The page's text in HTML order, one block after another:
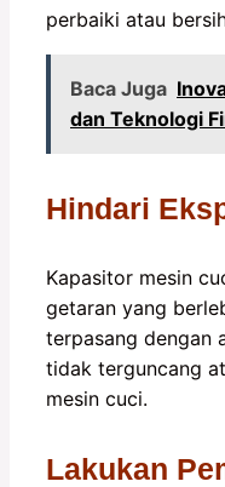
perbaiki atau
Baca Juga
dan Teknologi
Hindari
Kapasitor mesin
getaran yang
terpasang dengan
tidak terguncang
mesin cuci.
Lakukan